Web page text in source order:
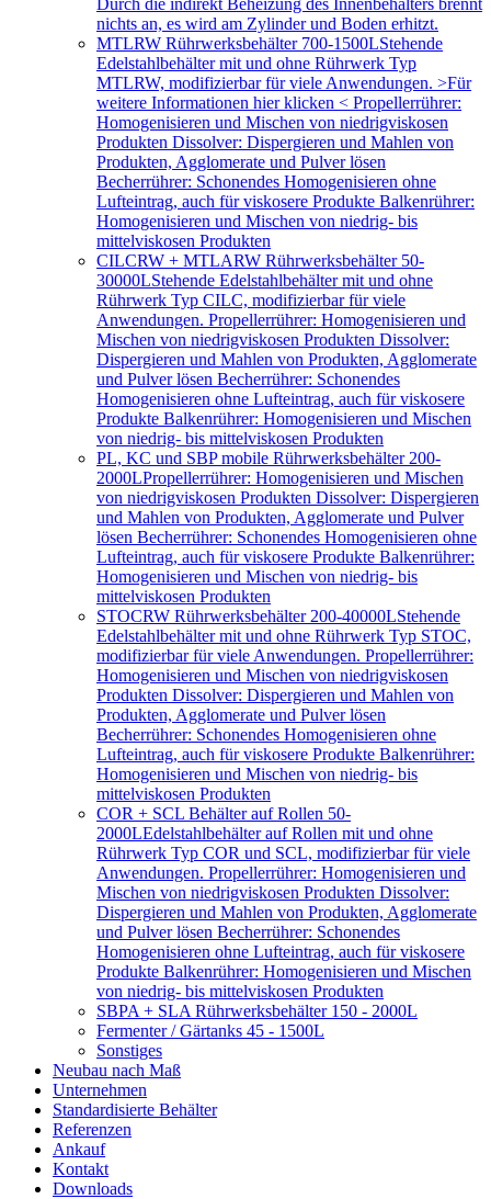
Durch die indirekt Beheizung des Innenbehälters brennt
nichts an, es wird am Zylinder und Boden erhitzt.
MTLRW Rührwerksbehälter 700-1500LStehende
Edelstahlbehälter mit und ohne Rührwerk Typ
MTLRW, modifizierbar für viele Anwendungen. >Für
weitere Informationen hier klicken < Propellerrührer:
Homogenisieren und Mischen von niedrigviskosen
Produkten Dissolver: Dispergieren und Mahlen von
Produkten, Agglomerate und Pulver lösen
Becherrührer: Schonendes Homogenisieren ohne
Lufteintrag, auch für viskosere Produkte Balkenrührer:
Homogenisieren und Mischen von niedrig- bis
mittelviskosen Produkten
CILCRW + MTLARW Rührwerksbehälter 50-
30000LStehende Edelstahlbehälter mit und ohne
Rührwerk Typ CILC, modifizierbar für viele
Anwendungen. Propellerrührer: Homogenisieren und
Mischen von niedrigviskosen Produkten Dissolver:
Dispergieren und Mahlen von Produkten, Agglomerate
und Pulver lösen Becherrührer: Schonendes
Homogenisieren ohne Lufteintrag, auch für viskosere
Produkte Balkenrührer: Homogenisieren und Mischen
von niedrig- bis mittelviskosen Produkten
PL, KC und SBP mobile Rührwerksbehälter 200-
2000LPropellerrührer: Homogenisieren und Mischen
von niedrigviskosen Produkten Dissolver: Dispergieren
und Mahlen von Produkten, Agglomerate und Pulver
lösen Becherrührer: Schonendes Homogenisieren ohne
Lufteintrag, auch für viskosere Produkte Balkenrührer:
Homogenisieren und Mischen von niedrig- bis
mittelviskosen Produkten
STOCRW Rührwerksbehälter 200-40000LStehende
Edelstahlbehälter mit und ohne Rührwerk Typ STOC,
modifizierbar für viele Anwendungen. Propellerrührer:
Homogenisieren und Mischen von niedrigviskosen
Produkten Dissolver: Dispergieren und Mahlen von
Produkten, Agglomerate und Pulver lösen
Becherrührer: Schonendes Homogenisieren ohne
Lufteintrag, auch für viskosere Produkte Balkenrührer:
Homogenisieren und Mischen von niedrig- bis
mittelviskosen Produkten
COR + SCL Behälter auf Rollen 50-
2000LEdelstahlbehälter auf Rollen mit und ohne
Rührwerk Typ COR und SCL, modifizierbar für viele
Anwendungen. Propellerrührer: Homogenisieren und
Mischen von niedrigviskosen Produkten Dissolver:
Dispergieren und Mahlen von Produkten, Agglomerate
und Pulver lösen Becherrührer: Schonendes
Homogenisieren ohne Lufteintrag, auch für viskosere
Produkte Balkenrührer: Homogenisieren und Mischen
von niedrig- bis mittelviskosen Produkten
SBPA + SLA Rührwerksbehälter 150 - 2000L
Fermenter / Gärtanks 45 - 1500L
Sonstiges
Neubau nach Maß
Unternehmen
Standardisierte Behälter
Referenzen
Ankauf
Kontakt
Downloads